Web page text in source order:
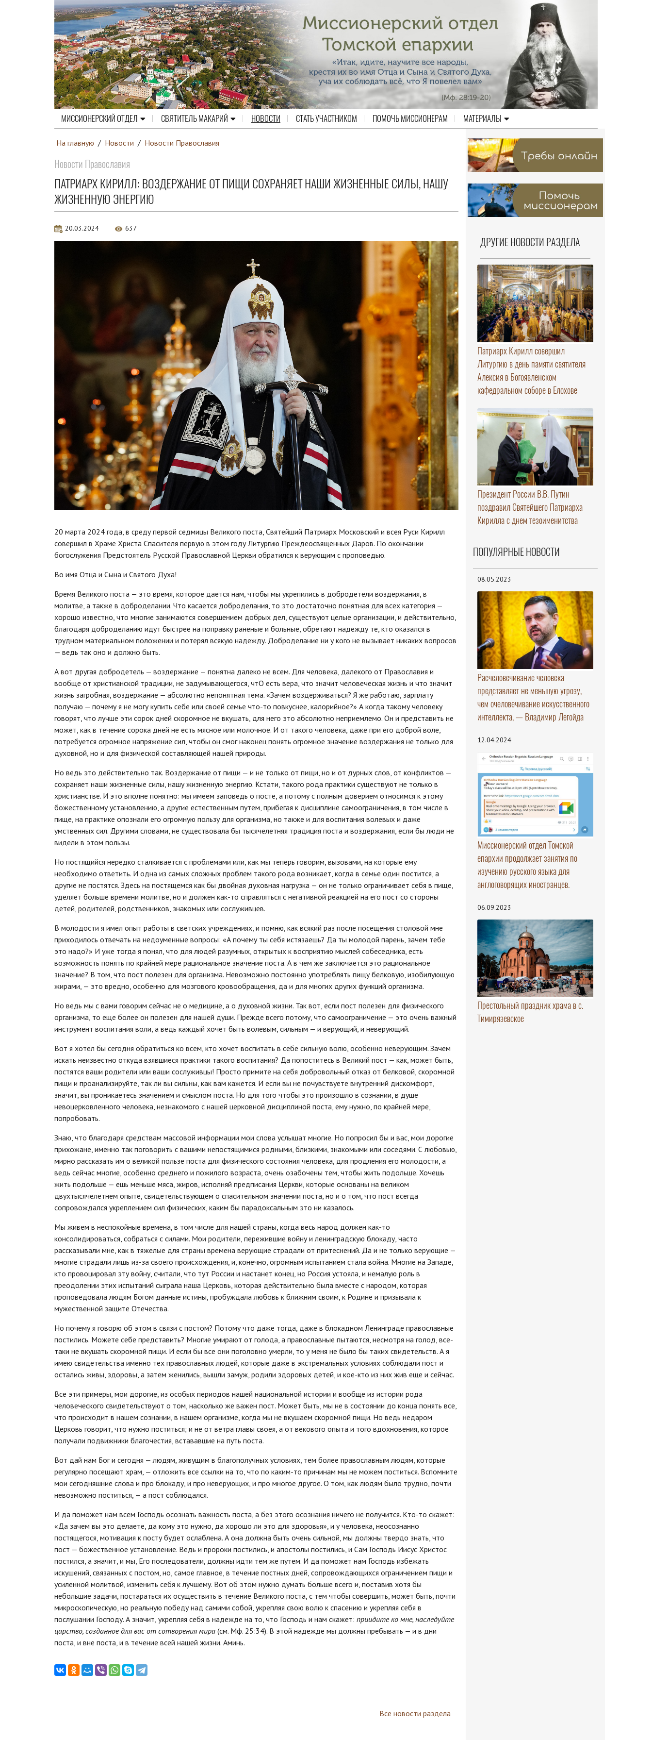
МИССИОНЕРСКИЙ ОТДЕЛ СВЯТИТЕЛЬ МАКАРИЙ НОВОСТИ СТАТЬ УЧАСТНИКОМ ПОМОЧЬ МИССИОНЕРАМ МАТЕРИАЛЫ
На главную / Новости / Новости Православия
Новости Православия
ПАТРИАРХ КИРИЛЛ: ВОЗДЕРЖАНИЕ ОТ ПИЩИ СОХРАНЯЕТ НАШИ ЖИЗНЕННЫЕ СИЛЫ, НАШУ
ЖИЗНЕННУЮ ЭНЕРГИЮ
20.03.2024 637
20 марта 2024 года, в среду первой седмицы Великого поста, Святейший Патриарх Московский и всея Руси Кирилл
совершил в Храме Христа Спасителя первую в этом году Литургию Преждеосвященных Даров. По окончании
богослужения Предстоятель Русской Православной Церкви обратился к верующим с проповедью.
Во имя Отца и Сына и Святого Духа!
Время Великого поста — это время, которое дается нам, чтобы мы укрепились в добродетели воздержания, в
молитве, а также в доброделании. Что касается доброделания, то это достаточно понятная для всех категория —
хорошо известно, что многие занимаются совершением добрых дел, существуют целые организации, и действительно,
благодаря доброделанию идут быстрее на поправку раненые и больные, обретают надежду те, кто оказался в
трудном материальном положении и потерял всякую надежду. Доброделание ни у кого не вызывает никаких вопросов
— ведь так оно и должно быть.
А вот другая добродетель — воздержание — понятна далеко не всем. Для человека, далекого от Православия и
вообще от христианской традиции, не задумывающегося, чтО есть вера, что значит человеческая жизнь и что значит
жизнь загробная, воздержание — абсолютно непонятная тема. «Зачем воздерживаться? Я же работаю, зарплату
получаю — почему я не могу купить себе или своей семье что-то повкуснее, калорийное?» А когда такому человеку
говорят, что лучше эти сорок дней скоромное не вкушать, для него это абсолютно неприемлемо. Он и представить не
может, как в течение сорока дней не есть мясное или молочное. И от такого человека, даже при его доброй воле,
потребуется огромное напряжение сил, чтобы он смог наконец понять огромное значение воздержания не только для
духовной, но и для физической составляющей нашей природы.
Но ведь это действительно так. Воздержание от пищи — и не только от пищи, но и от дурных слов, от конфликтов —
сохраняет наши жизненные силы, нашу жизненную энергию. Кстати, такого рода практики существуют не только в
христианстве. И это вполне понятно: мы имеем заповедь о посте, а потому с полным доверием относимся к этому
божественному установлению, а другие естественным путем, прибегая к дисциплине самоограничения, в том числе в
пище, на практике опознали его огромную пользу для организма, но также и для воспитания волевых и даже
умственных сил. Другими словами, не существовала бы тысячелетняя традиция поста и воздержания, если бы люди не
видели в этом пользы.
Но постящийся нередко сталкивается с проблемами или, как мы теперь говорим, вызовами, на которые ему
необходимо ответить. И одна из самых сложных проблем такого рода возникает, когда в семье один постится, а
другие не постятся. Здесь на постящемся как бы двойная духовная нагрузка — он не только ограничивает себя в пище,
уделяет больше времени молитве, но и должен как-то справляться с негативной реакцией на его пост со стороны
детей, родителей, родственников, знакомых или сослуживцев.
В молодости я имел опыт работы в светских учреждениях, и помню, как всякий раз после посещения столовой мне
приходилось отвечать на недоуменные вопросы: «А почему ты себя истязаешь? Да ты молодой парень, зачем тебе
это надо?» И уже тогда я понял, что для людей разумных, открытых к восприятию мыслей собеседника, есть
возможность понять по крайней мере рациональное значение поста. А в чем же заключается это рациональное
значение? В том, что пост полезен для организма. Невозможно постоянно употреблять пищу белковую, изобилующую
жирами, — это вредно, особенно для мозгового кровообращения, да и для многих других функций организма.
Но ведь мы с вами говорим сейчас не о медицине, а о духовной жизни. Так вот, если пост полезен для физического
организма, то еще более он полезен для нашей души. Прежде всего потому, что самоограничение — это очень важный
инструмент воспитания воли, а ведь каждый хочет быть волевым, сильным — и верующий, и неверующий.
Вот я хотел бы сегодня обратиться ко всем, кто хочет воспитать в себе сильную волю, особенно неверующим. Зачем
искать неизвестно откуда взявшиеся практики такого воспитания? Да попоститесь в Великий пост — как, может быть,
постятся ваши родители или ваши сослуживцы! Просто примите на себя добровольный отказ от белковой, скоромной
пищи и проанализируйте, так ли вы сильны, как вам кажется. И если вы не почувствуете внутренний дискомфорт,
значит, вы проникаетесь значением и смыслом поста. Но для того чтобы это произошло в сознании, в душе
невоцерковленного человека, незнакомого с нашей церковной дисциплиной поста, ему нужно, по крайней мере,
попробовать.
Знаю, что благодаря средствам массовой информации мои слова услышат многие. Но попросил бы и вас, мои дорогие
прихожане, именно так поговорить с вашими непостящимися родными, близкими, знакомыми или соседями. С любовью,
мирно рассказать им о великой пользе поста для физического состояния человека, для продления его молодости, а
ведь сейчас многие, особенно среднего и пожилого возраста, очень озабочены тем, чтобы жить подольше. Хочешь
жить подольше — ешь меньше мяса, жиров, исполняй предписания Церкви, которые основаны на великом
двухтысячелетнем опыте, свидетельствующем о спасительном значении поста, но и о том, что пост всегда
сопровождался укреплением сил физических, каким бы парадоксальным это ни казалось.
Мы живем в неспокойные времена, в том числе для нашей страны, когда весь народ должен как-то
консолидироваться, собраться с силами. Мои родители, пережившие войну и ленинградскую блокаду, часто
рассказывали мне, как в тяжелые для страны времена верующие страдали от притеснений. Да и не только верующие —
многие страдали лишь из-за своего происхождения, и, конечно, огромным испытанием стала война. Многие на Западе,
кто провоцировал эту войну, считали, что тут России и настанет конец, но Россия устояла, и немалую роль в
преодолении этих испытаний сыграла наша Церковь, которая действительно была вместе с народом, которая
проповедовала людям Богом данные истины, пробуждала любовь к ближним своим, к Родине и призывала к
мужественной защите Отечества.
Но почему я говорю об этом в связи с постом? Потому что даже тогда, даже в блокадном Ленинграде православные
постились. Можете себе представить? Многие умирают от голода, а православные пытаются, несмотря на голод, все-
таки не вкушать скоромной пищи. И если бы все они поголовно умерли, то у меня не было бы таких свидетельств. А я
имею свидетельства именно тех православных людей, которые даже в экстремальных условиях соблюдали пост и
остались живы, здоровы, а затем женились, вышли замуж, родили здоровых детей, и кое-кто из них жив еще и сейчас.
Все эти примеры, мои дорогие, из особых периодов нашей национальной истории и вообще из истории рода
человеческого свидетельствуют о том, насколько же важен пост. Может быть, мы не в состоянии до конца понять все,
что происходит в нашем сознании, в нашем организме, когда мы не вкушаем скоромной пищи. Но ведь недаром
Церковь говорит, что нужно поститься; и не от ветра главы своея, а от векового опыта и того вдохновения, которое
получали подвижники благочестия, встававшие на путь поста.
Вот дай нам Бог и сегодня — людям, живущим в благополучных условиях, тем более православным людям, которые
регулярно посещают храм, — отложить все ссылки на то, что по каким-то причинам мы не можем поститься. Вспомните
мои сегодняшние слова и про блокаду, и про неверующих, и про многое другое. О том, как людям было трудно, почти
невозможно поститься, — а пост соблюдался.
И да поможет нам всем Господь осознать важность поста, а без этого осознания ничего не получится. Кто-то скажет:
«Да зачем вы это делаете, да кому это нужно, да хорошо ли это для здоровья», и у человека, неосознанно
постящегося, мотивация к посту будет ослаблена. А она должна быть очень сильной, мы должны твердо знать, что
пост — божественное установление. Ведь и пророки постились, и апостолы постились, и Сам Господь Иисус Христос
постился, а значит, и мы, Его последователи, должны идти тем же путем. И да поможет нам Господь избежать
искушений, связанных с постом, но, самое главное, в течение постных дней, сопровождающихся ограничением пищи и
усиленной молитвой, изменить себя к лучшему. Вот об этом нужно думать больше всего и, поставив хотя бы
небольшие задачи, постараться их осуществить в течение Великого поста, с тем чтобы совершить, может быть, почти
микроскопическую, но реальную победу над самими собой, укрепляя свою волю к спасению и укрепляя себя в
послушании Господу. А значит, укрепляя себя в надежде на то, что Господь и нам скажет: приидите ко мне, наследуйте
царство, созданное для вас от сотворения мира (см. Мф. 25:34). В этой надежде мы должны пребывать — и в дни
поста, и вне поста, и в течение всей нашей жизни. Аминь.
Все новости раздела
ДРУГИЕ НОВОСТИ РАЗДЕЛА
Патриарх Кирилл совершил
Литургию в день памяти святителя
Алексия в Богоявленском
кафедральном соборе в Елохове
Президент России В.В. Путин
поздравил Святейшего Патриарха
Кирилла с днем тезоименитства
ПОПУЛЯРНЫЕ НОВОСТИ
08.05.2023
Расчеловечивание человека
представляет не меньшую угрозу,
чем очеловечивание искусственного
интеллекта, — Владимир Легойда
12.04.2024
Миссионерский отдел Томской
епархии продолжает занятия по
изучению русского языка для
англоговорящих иностранцев.
06.09.2023
Престольный праздник храма в с.
Тимирязевское